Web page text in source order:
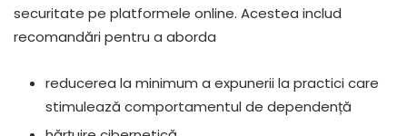
securitate pe platformele online. Acestea includ
recomandări pentru a aborda
reducerea la minimum a expunerii la practici care
stimulează comportamentul de dependență